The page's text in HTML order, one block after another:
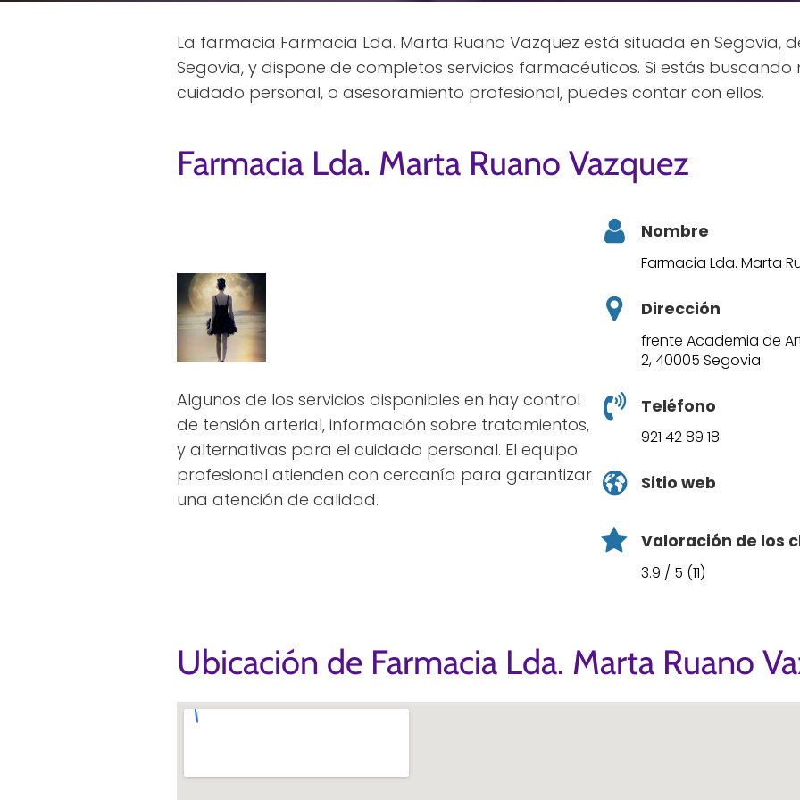
La farmacia Farmacia Lda. Marta Ruano Vazquez está situada en Segovia,
Segovia, y dispone de completos servicios farmacéuticos. Si estás
cuidado personal, o asesoramiento profesional, puedes contar con ellos.
Farmacia Lda. Marta Ruano Vazquez
Algunos de los servicios disponibles en hay control
de tensión arterial, información sobre tratamientos,
y alternativas para el cuidado personal. El equipo
profesional atienden con cercanía para garantizar
una atención de calidad.
Nombre
Farmacia Lda. Marta
Dirección
frente Academia de
2, 40005 Segovia
Teléfono
921 42 89 18
Sitio web
Valoración de los
3.9 / 5 (11)
Ubicación de Farmacia Lda. Marta Ruano